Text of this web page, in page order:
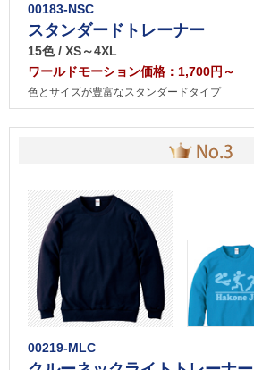
00183-NSC
スタンダードトレーナー
15色 / XS～4XL
ワールドモーション価格：1,700円～
色とサイズが豊富なスタンダードタイプ
00219-MLC